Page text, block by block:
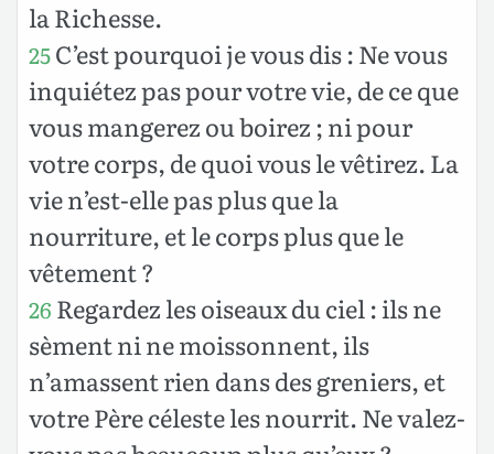
la Richesse.
25C’est pourquoi je vous dis : Ne vous
inquiétez pas pour votre vie, de ce que
vous mangerez ou boirez ; ni pour
votre corps, de quoi vous le vêtirez. La
vie n’est-elle pas plus que la
nourriture, et le corps plus que le
vêtement ?
26 Regardez les oiseaux du ciel : ils ne
sèment ni ne moissonnent, ils
n’amassent rien dans des greniers, et
votre Père céleste les nourrit. Ne valez-